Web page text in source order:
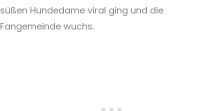
süßen Hundedame viral ging und die
Fangemeinde wuchs.